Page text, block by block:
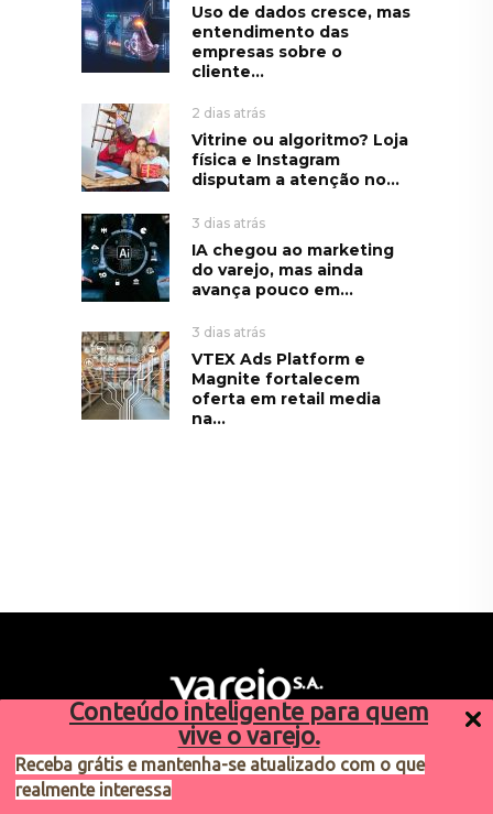
Conteúdo inteligente para quem
vive o varejo.
Receba grátis e mantenha-se atualizado com o que
realmente interessa
Uso de dados cresce, mas
entendimento das
empresas sobre o
cliente...
2 dias atrás
Vitrine ou algoritmo? Loja
física e Instagram
disputam a atenção no...
3 dias atrás
IA chegou ao marketing
do varejo, mas ainda
avança pouco em...
3 dias atrás
VTEX Ads Platform e
Magnite fortalecem
oferta em retail media
na...
Sugestões de pauta